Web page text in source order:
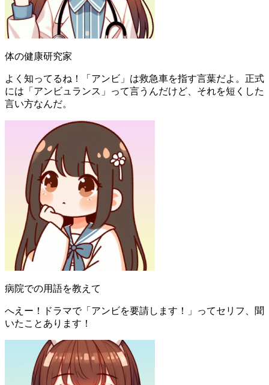
体の健康研究家
よく知ってるね！「アンビ」は救急車を指す言葉だよ。正式
には「アンビュランス」って言うんだけど、それを短くした
言い方なんだ。
病院での用語を教えて
へえー！ドラマで「アンビを要請します！」ってセリフ、聞
いたことあります！